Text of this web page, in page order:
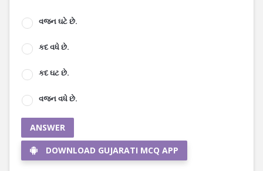
વજન ઘટે છે.
કદ વધે છે.
કદ ઘટ છે.
વજન વધે છે.
ANSWER
DOWNLOAD GUJARATI MCQ APP